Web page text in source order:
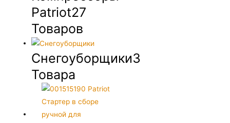
Patriot27
Товаров
Снегоуборщики3
Товара